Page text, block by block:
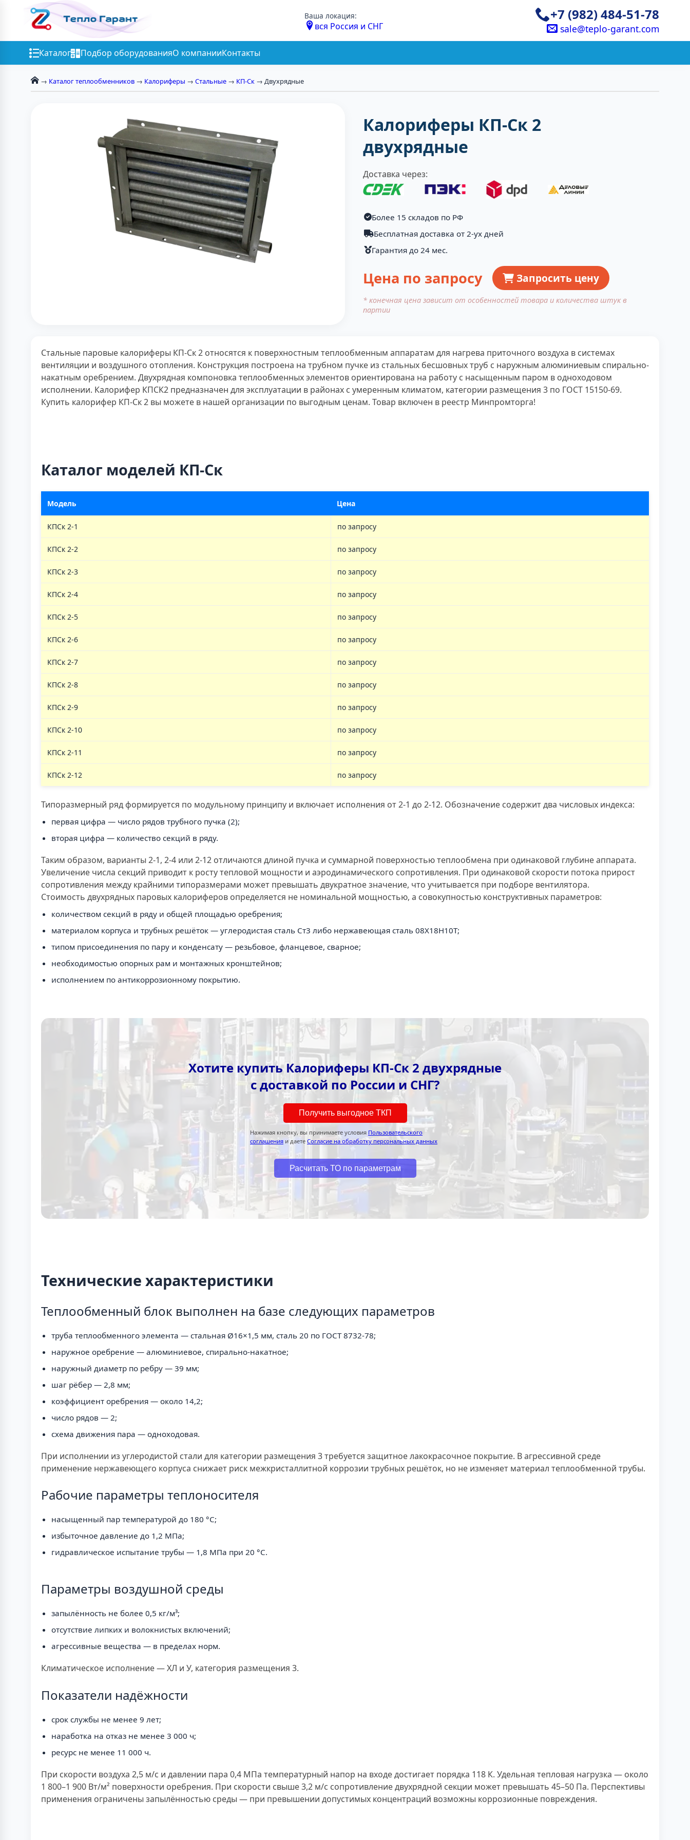
Ваша локация:
вся Россия и СНГ
+7 (982) 484-51-78
sale@teplo-garant.com
Каталог Подбор оборудованияО компанииКонтакты
→ Каталог теплообменников → Калориферы → Стальные → КП-Ск → Двухрядные
Калориферы КП-Ск 2
двухрядные
Доставка через:
Более 15 складов по РФ
Бесплатная доставка от 2-ух дней
Гарантия до 24 мес.
Цена по запросу Запросить цену
* конечная цена зависит от особенностей товара и количества штук в
партии
Стальные паровые калориферы КП-Ск 2 относятся к поверхностным теплообменным аппаратам для нагрева приточного воздуха в системах
вентиляции и воздушного отопления. Конструкция построена на трубном пучке из стальных бесшовных труб с наружным алюминиевым спирально-
накатным оребрением. Двухрядная компоновка теплообменных элементов ориентирована на работу с насыщенным паром в одноходовом
исполнении. Калорифер КПСК2 предназначен для эксплуатации в районах с умеренным климатом, категории размещения 3 по ГОСТ 15150-69.
Купить калорифер КП-Ск 2 вы можете в нашей организации по выгодным ценам. Товар включен в реестр Минпромторга!
Каталог моделей КП-Ск
Модель Цена
КПСк 2-1 по запросу
КПСк 2-2 по запросу
КПСк 2-3 по запросу
КПСк 2-4 по запросу
КПСк 2-5 по запросу
КПСк 2-6 по запросу
КПСк 2-7 по запросу
КПСк 2-8 по запросу
КПСк 2-9 по запросу
КПСк 2-10 по запросу
КПСк 2-11 по запросу
КПСк 2-12 по запросу
Типоразмерный ряд формируется по модульному принципу и включает исполнения от 2-1 до 2-12. Обозначение содержит два числовых индекса:
первая цифра — число рядов трубного пучка (2);
вторая цифра — количество секций в ряду.
Таким образом, варианты 2-1, 2-4 или 2-12 отличаются длиной пучка и суммарной поверхностью теплообмена при одинаковой глубине аппарата.
Увеличение числа секций приводит к росту тепловой мощности и аэродинамического сопротивления. При одинаковой скорости потока прирост
сопротивления между крайними типоразмерами может превышать двукратное значение, что учитывается при подборе вентилятора.
Стоимость двухрядных паровых калориферов определяется не номинальной мощностью, а совокупностью конструктивных параметров:
количеством секций в ряду и общей площадью оребрения;
материалом корпуса и трубных решёток — углеродистая сталь Ст3 либо нержавеющая сталь 08Х18Н10Т;
типом присоединения по пару и конденсату — резьбовое, фланцевое, сварное;
необходимостью опорных рам и монтажных кронштейнов;
исполнением по антикоррозионному покрытию.
Хотите купить Калориферы КП-Ск 2 двухрядные
с доставкой по России и СНГ?
Получить выгодное ТКП
Нажимая кнопку, вы принимаете условия Пользовательского
соглашения и даете Согласие на обработку персональных данных
Расчитать ТО по параметрам
Технические характеристики
Теплообменный блок выполнен на базе следующих параметров
труба теплообменного элемента — стальная Ø16×1,5 мм, сталь 20 по ГОСТ 8732-78;
наружное оребрение — алюминиевое, спирально-накатное;
наружный диаметр по ребру — 39 мм;
шаг рёбер — 2,8 мм;
коэффициент оребрения — около 14,2;
число рядов — 2;
схема движения пара — одноходовая.
При исполнении из углеродистой стали для категории размещения 3 требуется защитное лакокрасочное покрытие. В агрессивной среде
применение нержавеющего корпуса снижает риск межкристаллитной коррозии трубных решёток, но не изменяет материал теплообменной трубы.
Рабочие параметры теплоносителя
насыщенный пар температурой до 180 °С;
избыточное давление до 1,2 МПа;
гидравлическое испытание трубы — 1,8 МПа при 20 °С.
Параметры воздушной среды
запылённость не более 0,5 кг/м³;
отсутствие липких и волокнистых включений;
агрессивные вещества — в пределах норм.
Климатическое исполнение — ХЛ и У, категория размещения 3.
Показатели надёжности
срок службы не менее 9 лет;
наработка на отказ не менее 3 000 ч;
ресурс не менее 11 000 ч.
При скорости воздуха 2,5 м/с и давлении пара 0,4 МПа температурный напор на входе достигает порядка 118 К. Удельная тепловая нагрузка — около
1 800–1 900 Вт/м² поверхности оребрения. При скорости свыше 3,2 м/с сопротивление двухрядной секции может превышать 45–50 Па. Перспективы
применения ограничены запылённостью среды — при превышении допустимых концентраций возможны коррозионные повреждения.